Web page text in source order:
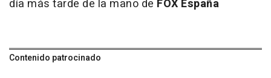
día más tarde de la mano de FOX España
Contenido patrocinado